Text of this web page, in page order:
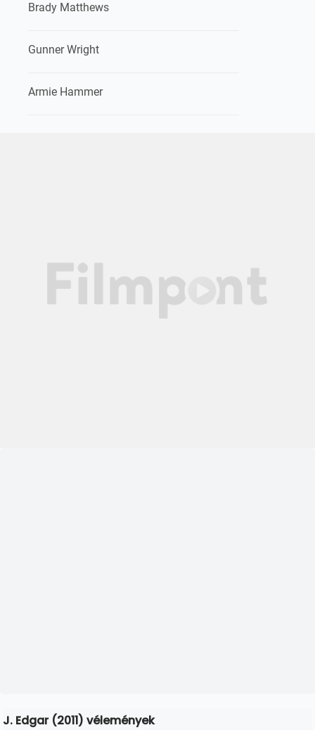
Brady Matthews
Gunner Wright
Armie Hammer
J. Edgar (2011) vélemények